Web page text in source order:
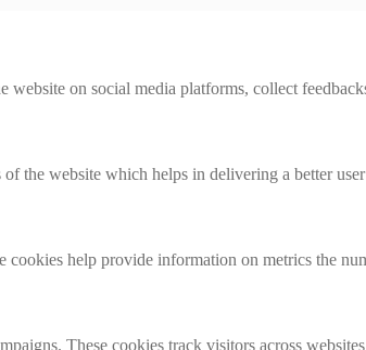
on social media platforms, collect
the website which helps in delivering a better
help provide information on metrics the
These cookies track visitors across